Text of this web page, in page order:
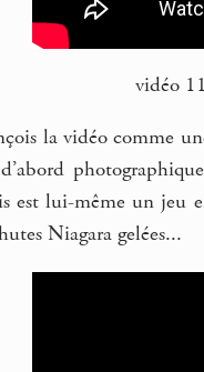
vidéo
la vidéo comme
est lui-même un jeu
Niagara gelées...